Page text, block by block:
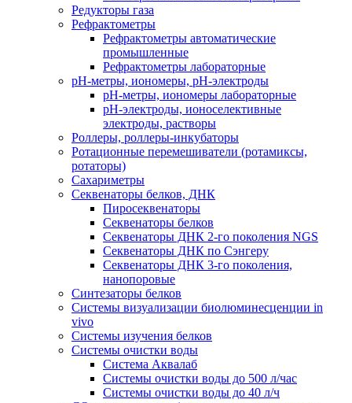
Редукторы газа
Рефрактометры
Рефрактометры автоматические
промышленные
Рефрактометры лабораторные
рН-метры, иономеры, рН-электроды
рН-метры, иономеры лабораторные
рН-электроды, ионоселективные
электроды, растворы
Роллеры, роллеры-инкубаторы
Ротационные перемешиватели (ротамиксы,
ротаторы)
Сахариметры
Секвенаторы белков, ДНК
Пиросеквенаторы
Секвенаторы белков
Секвенаторы ДНК 2-го поколения NGS
Секвенаторы ДНК по Сэнгеру
Секвенаторы ДНК 3-го поколения,
нанопоровые
Синтезаторы белков
Системы визуализации биолюминесценции in
vivo
Системы изучения белков
Системы очистки воды
Система Аквалаб
Системы очистки воды до 500 л/час
Системы очистки воды до 40 л/ч